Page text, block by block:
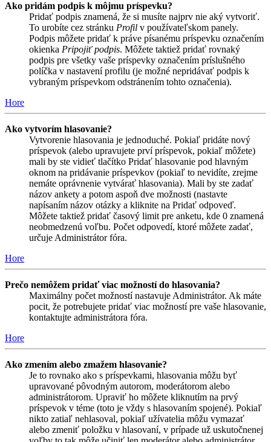
Ako pridám podpis k môjmu príspevku?
Pridať podpis znamená, že si musíte najprv nie aký vytvoriť.
To urobíte cez stránku Profil v používateľskom panely.
Podpis môžete pridať k práve písanému príspevku označením
okienka Pripojiť podpis. Môžete taktiež pridať rovnaký
podpis pre všetky vaše príspevky označením príslušného
políčka v nastavení profilu (je možné nepridávať podpis k
vybraným príspevkom odstránením tohto označenia).
Hore
Ako vytvorím hlasovanie?
Vytvorenie hlasovania je jednoduché. Pokiaľ pridáte nový
príspevok (alebo upravujete prví príspevok, pokiaľ môžete)
mali by ste vidieť tlačítko Pridať hlasovanie pod hlavným
oknom na pridávanie príspevkov (pokiaľ to nevidíte, zrejme
nemáte oprávnenie vytvárať hlasovania). Mali by ste zadať
názov ankety a potom aspoň dve možnosti (nastavte
napísaním názov otázky a kliknite na Pridať odpoveď.
Môžete taktiež pridať časový limit pre anketu, kde 0 znamená
neobmedzenú voľbu. Počet odpovedí, ktoré môžete zadať,
určuje Administrátor fóra.
Hore
Prečo nemôžem pridať viac možností do hlasovania?
Maximálny počet možností nastavuje Administrátor. Ak máte
pocit, že potrebujete pridať viac možností pre vaše hlasovanie,
kontaktujte administrátora fóra.
Hore
Ako zmením alebo zmažem hlasovanie?
Je to rovnako ako s príspevkami, hlasovania môžu byť
upravované pôvodným autorom, moderátorom alebo
administrátorom. Upraviť ho môžete kliknutím na prvý
príspevok v téme (toto je vždy s hlasovaním spojené). Pokiaľ
nikto zatiaľ nehlasoval, pokiaľ užívatelia môžu vymazať
alebo zmeniť položku v hlasovaní, v prípade už uskutočnenej